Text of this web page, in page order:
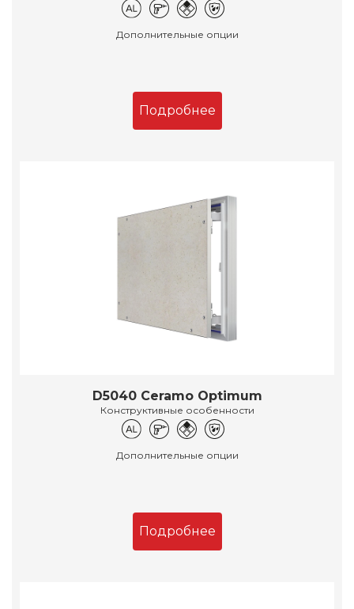
Дополнительные опции
Подробнее
D5040 Ceramo Optimum
Конструктивные особенности
Дополнительные опции
Подробнее